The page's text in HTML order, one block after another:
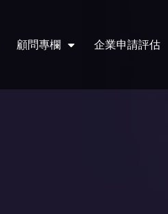
顧問專欄 企業申請評估